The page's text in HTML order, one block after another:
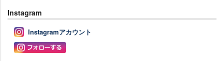
Instagram
Instagramアカウント